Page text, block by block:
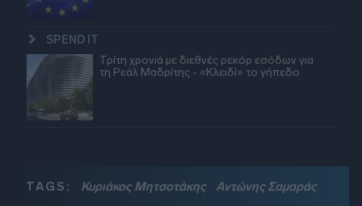
SPEND IT
Τρίτη χρονιά με διεθνές ρεκόρ εσόδων για
τη Ρεάλ Μαδρίτης - «Κλειδί» το γήπεδο
TAGS: Κυριάκος Μητσοτάκης
Αντώνης Σαμαράς